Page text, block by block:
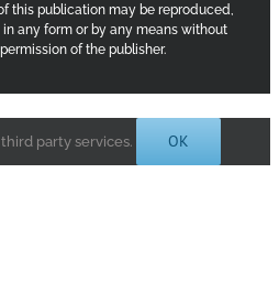
this publication may be reproduced,
any form or by any means without
of the publisher.
party services. OK